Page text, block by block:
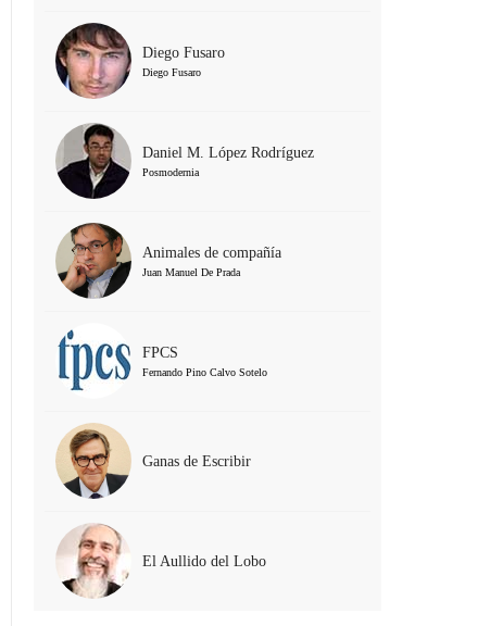
Diego Fusaro
Diego Fusaro
Daniel M. López Rodríguez
Posmodernia
Animales de compañía
Juan Manuel De Prada
FPCS
Fernando Pino Calvo Sotelo
Ganas de Escribir
El Aullido del Lobo